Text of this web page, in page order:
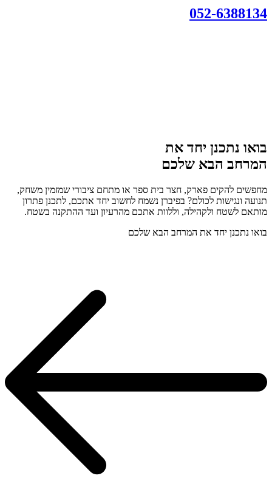
052-6388134
בואו נתכנן יחד את
המרחב הבא שלכם
מחפשים להקים פארק, חצר בית ספר או מתחם ציבורי שמזמין משחק,
תנועה ונגישות לכולם? בפיברן נשמח לחשוב יחד אתכם, לתכנן פתרון
מותאם לשטח ולקהילה, וללוות אתכם מהרעיון ועד ההתקנה בשטח.
בואו נתכנן יחד את המרחב הבא שלכם